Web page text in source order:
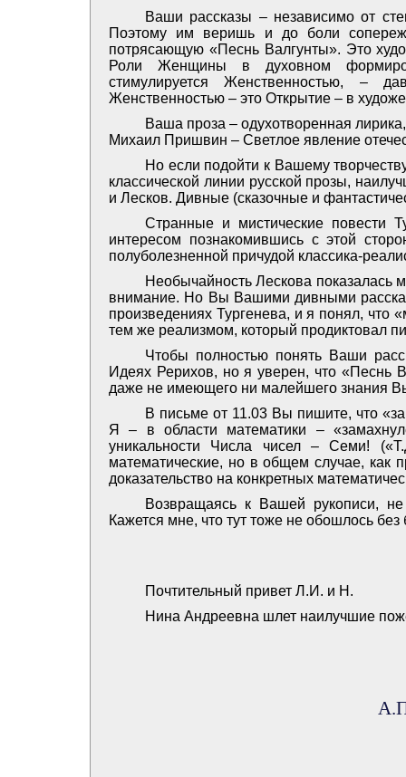
Ваши рассказы – независимо от
Поэтому им веришь и до боли
потрясающую «Песнь Валгунты». Это
Роли Женщины в духовном
стимулируется Женственностью, –
Женственностью – это Открытие – в
Ваша проза – одухотворенная
Михаил Пришвин – Светлое явление
Но если подойти к Вашему
классической линии русской прозы,
и Лесков. Дивные (сказочные и
Странные и мистические повести
интересом познакомившись с этой
полуболезненной причудой классика-
Необычайность Лескова показалась
внимание. Но Вы Вашими дивными
произведениях Тургенева, и я понял, что
тем же реализмом, который продиктовал
Чтобы полностью понять Ваши
Идеях Рерихов, но я уверен, что «Песнь
даже не имеющего ни малейшего знания
В письме от 11.03 Вы пишите, что
Я – в области математики –
уникальности Числа чисел – Семи!
математические, но в общем случае, как
доказательство на конкретных
Возвращаясь к Вашей рукописи,
Кажется мне, что тут тоже не обошлось без
Почтительный привет Л.И. и Н.
Нина Андреевна шлет наилучшие